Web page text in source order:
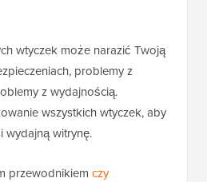
wtyczek może narazić Twoją
problemy z
z wydajnością.
wszystkich wtyczek, aby
wydajną witrynę.
przewodnikiem czy